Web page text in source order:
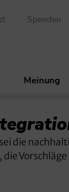
Spenden
Meinung
die